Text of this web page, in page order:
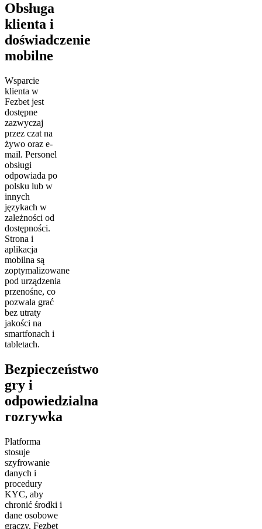
Obsługa
klienta i
doświadczenie
mobilne
Wsparcie
klienta w
Fezbet jest
dostępne
zazwyczaj
przez czat na
żywo oraz e-
mail. Personel
obsługi
odpowiada po
polsku lub w
innych
językach w
zależności od
dostępności.
Strona i
aplikacja
mobilna są
zoptymalizowane
pod urządzenia
przenośne, co
pozwala grać
bez utraty
jakości na
smartfonach i
tabletach.
Bezpieczeństwo
gry i
odpowiedzialna
rozrywka
Platforma
stosuje
szyfrowanie
danych i
procedury
KYC, aby
chronić środki i
dane osobowe
graczy. Fezbet